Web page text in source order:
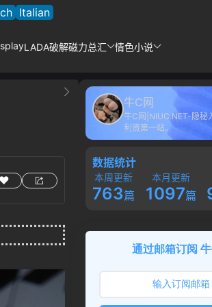
Italian
LADA破解磁力总汇 情色小说
牛C网
牛C网|NIUC.NET-隐秘
利资第一站。
数据统计
本周更新
763篇
本月更新
1097篇
通过邮箱订阅